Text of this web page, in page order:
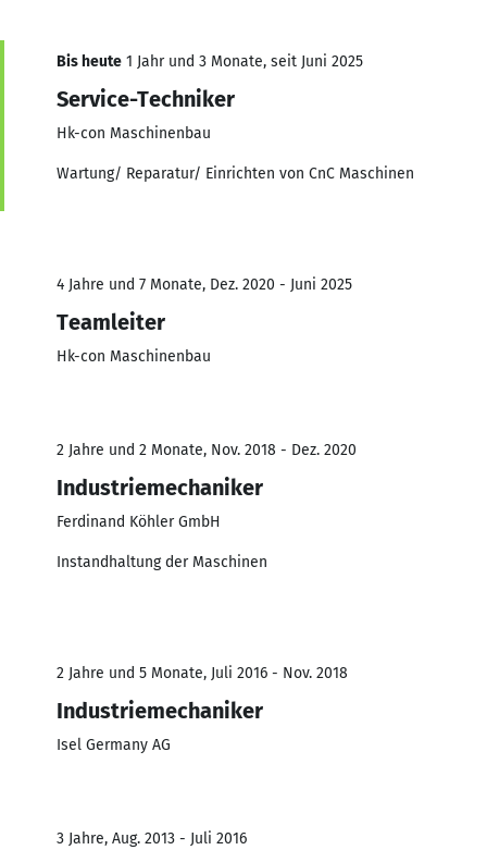
Bis heute 1 Jahr und 3 Monate, seit Juni 2025
Service-Techniker
Hk-con Maschinenbau
Wartung/ Reparatur/ Einrichten von CnC Maschinen
4 Jahre und 7 Monate, Dez. 2020 - Juni 2025
Teamleiter
Hk-con Maschinenbau
2 Jahre und 2 Monate, Nov. 2018 - Dez. 2020
Industriemechaniker
Ferdinand Köhler GmbH
Instandhaltung der Maschinen
2 Jahre und 5 Monate, Juli 2016 - Nov. 2018
Industriemechaniker
Isel Germany AG
3 Jahre, Aug. 2013 - Juli 2016